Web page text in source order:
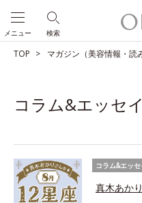
検索
メニュー
TOP マガジン（美容情報・読
コラム&エッセ
コラム&エッセ
真木あか